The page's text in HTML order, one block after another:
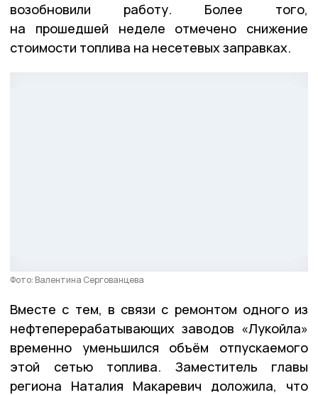
возобновили работу. Более того,
на прошедшей неделе отмечено снижение
стоимости топлива на несетевых заправках.
Фото: Валентина Сергованцева
Вместе с тем, в связи с ремонтом одного из
нефтеперерабатывающих заводов «Лукойла»
временно уменьшился объём отпускаемого
этой сетью топлива. Заместитель главы
региона Наталия Макаревич доложила, что